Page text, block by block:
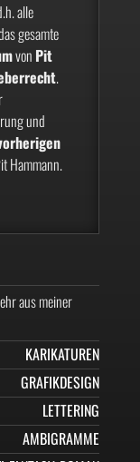
alle
gesamte
von Pit
.
und
Hammann.
aus meiner
KARIKATUREN
GRAFIKDESIGN
LETTERING
AMBIGRAMME